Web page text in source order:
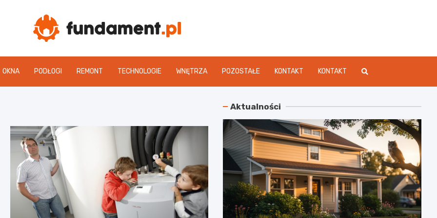
OKNA PODŁOGI REMONT TECHNOLOGIE WNĘTRZA POZOSTAŁE KONTAKT KONTAKT
Aktualności